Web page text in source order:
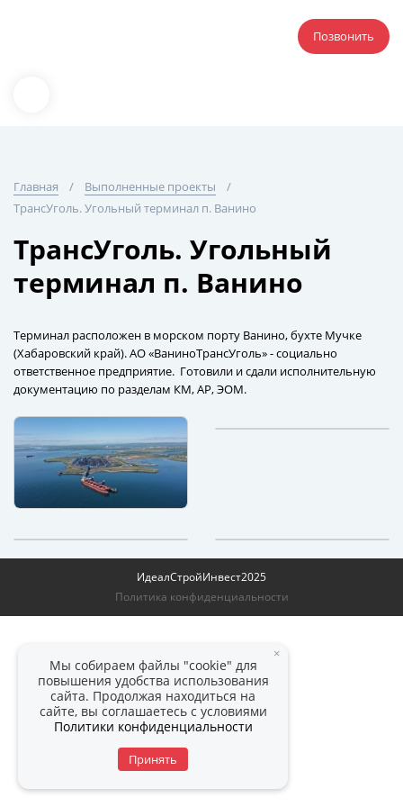
Позвонить
Главная
Выполненные проекты
ТрансУголь. Угольный терминал п. Ванино
ТрансУголь. Угольный
терминал п. Ванино
Терминал расположен в морском порту Ванино, бухте Мучке
(Хабаровский край). АО «ВаниноТрансУголь» - социально
ответственное предприятие. Готовили и сдали исполнительную
документацию по разделам КМ, АР, ЭОМ.
ИдеалСтройИнвест2025
Политика конфиденциальности
×
Мы собираем файлы "cookie" для
повышения удобства использования
сайта. Продолжая находиться на
сайте, вы соглашаетесь с условиями
Политики конфиденциальности
Принять